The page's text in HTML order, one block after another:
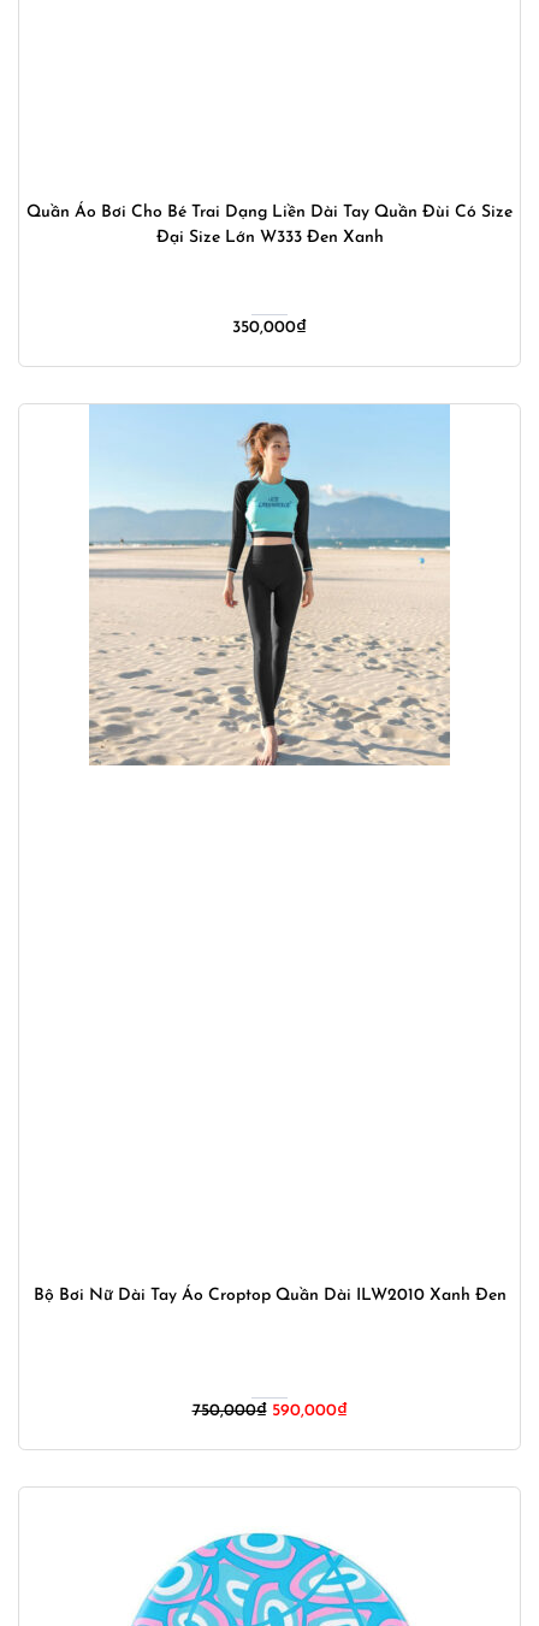
Quần Áo Bơi Cho Bé Trai Dạng Liền Dài Tay Quần Đùi Có Size
Đại Size Lớn W333 Đen Xanh
350,000₫
Bộ Bơi Nữ Dài Tay Áo Croptop Quần Dài ILW2010 Xanh Đen
750,000₫ Giá
750,000₫.
590,000₫Giá
là: